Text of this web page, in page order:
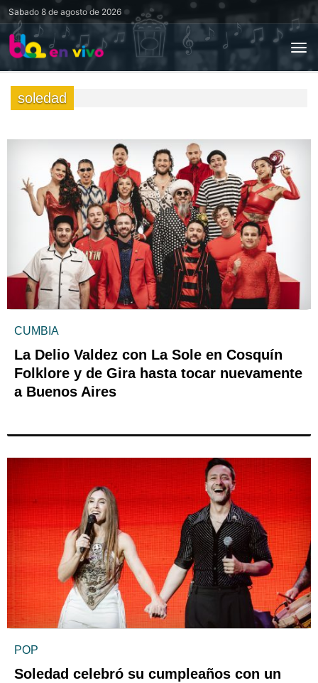
Sabado 8 de agosto de 2026
soledad
CUMBIA
La Delio Valdez con La Sole en Cosquín
Folklore y de Gira hasta tocar nuevamente
a Buenos Aires
POP
Soledad celebró su cumpleaños con un